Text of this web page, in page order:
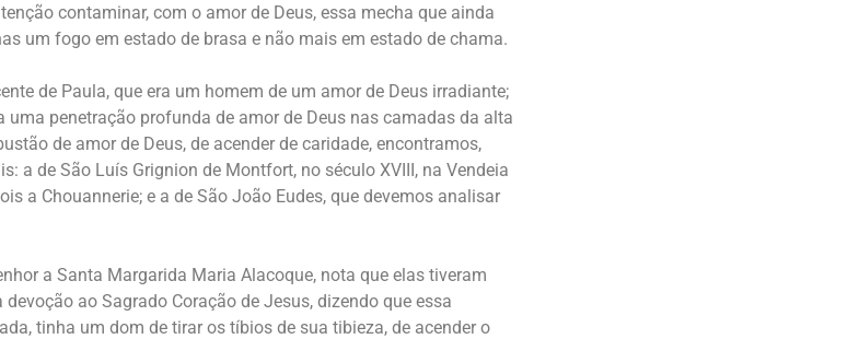
contaminar, com o amor de Deus, essa mecha que ainda
um fogo em estado de brasa e não mais em estado de chama.
de Paula, que era um homem de um amor de Deus irradiante;
uma penetração profunda de amor de Deus nas camadas da alta
de amor de Deus, de acender de caridade, encontramos,
a de São Luís Grignion de Montfort, no século XVIII, na Vendeia
a Chouannerie; e a de São João Eudes, que devemos analisar
a Santa Margarida Maria Alacoque, nota que elas tiveram
ao Sagrado Coração de Jesus, dizendo que essa
tinha um dom de tirar os tíbios de sua tibieza, de acender o